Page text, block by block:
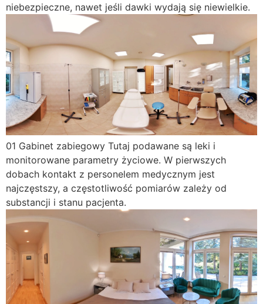
niebezpieczne, nawet jeśli dawki wydają się niewielkie.
01 Gabinet zabiegowy Tutaj podawane są leki i
monitorowane parametry życiowe. W pierwszych
dobach kontakt z personelem medycznym jest
najczęstszy, a częstotliwość pomiarów zależy od
substancji i stanu pacjenta.